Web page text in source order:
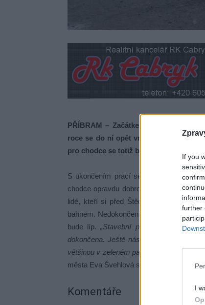
If you
further
I
PŘÍBRAM – Začátkem prosince
roce se do ní opět vrátila doprava.
pro chodce se totiž brodí bahnem.
S ukončením prací se na vozovku se
chodce opravdu dobrodružství. A to
lidé, kteří si před Štědrým dnem v
bahnem. Nedokončení nástupů k
bude líp.„Stavební práce v Milínské
dokončena. Ještě nás čeká vyměnit asi
většinou v zeleném pasu. Po provedení
města Eva Švehlová s tím, že s
Komentáře